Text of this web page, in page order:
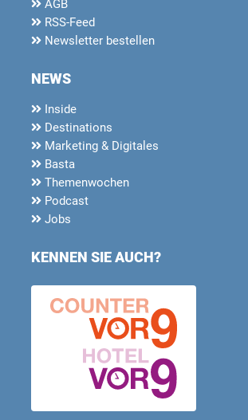
AGB
RSS-Feed
Newsletter bestellen
NEWS
Inside
Destinations
Marketing & Digitales
Basta
Themenwochen
Podcast
Jobs
KENNEN SIE AUCH?